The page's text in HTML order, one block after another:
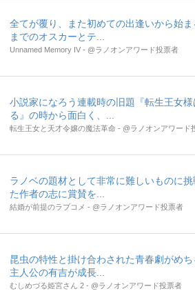
全てが覆り、また初めての出逢いから始
までのオスカーとテ...
Unnamed Memory IV - @ラノオンアワード投票者
小説家になろう連載時の旧題『転生王女
る』の時から面白く、...
転生王女と天才令嬢の魔法革命 - @ラノオンアワード
ラノベの題材として非常に難しいものに
た作者の志に賞賛を...
結婚が前提のラブコメ - @ラノオンアワード投票者
昆虫の特性と掛け合わされた青春劇がめ
主人公の有吉が成長...
むしめづる姫宮さん 2 - @ラノオンアワード投票者